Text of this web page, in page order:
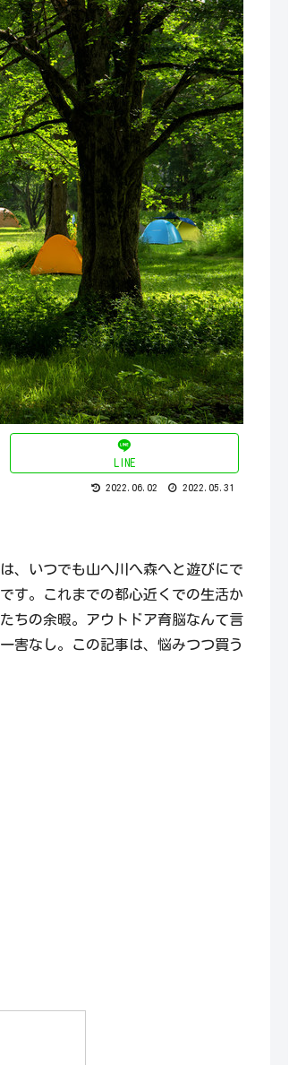
LINE
2022.06.02 2022.05.31
、いつでも山へ川へ森へと遊びにで
す。これまでの都心近くでの生活か
ちの余暇。アウトドア育脳なんて言
害なし。この記事は、悩みつつ買う